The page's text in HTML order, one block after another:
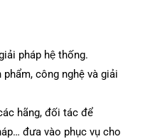
pháp hệ thống.
công nghệ và giải
hãng, đối tác để
đưa vào phục vụ cho